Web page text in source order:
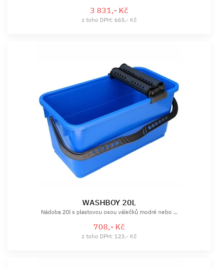
3 831,- Kč
z toho DPH: 665,- Kč
WASHBOY 20L
Nádoba 20l s plastovou osou válečků modré nebo ...
708,- Kč
z toho DPH: 123,- Kč